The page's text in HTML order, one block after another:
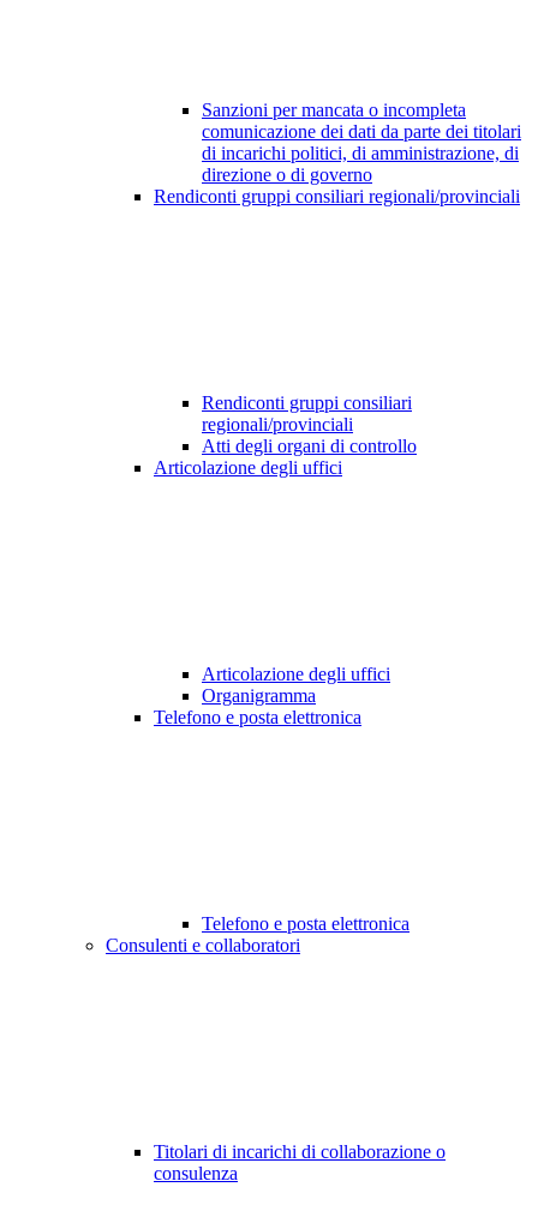
Sanzioni per mancata o incompleta
comunicazione dei dati da parte dei titolari
di incarichi politici, di amministrazione, di
direzione o di governo
Rendiconti gruppi consiliari regionali/provinciali
Rendiconti gruppi consiliari
regionali/provinciali
Atti degli organi di controllo
Articolazione degli uffici
Articolazione degli uffici
Organigramma
Telefono e posta elettronica
Telefono e posta elettronica
Consulenti e collaboratori
Titolari di incarichi di collaborazione o
consulenza